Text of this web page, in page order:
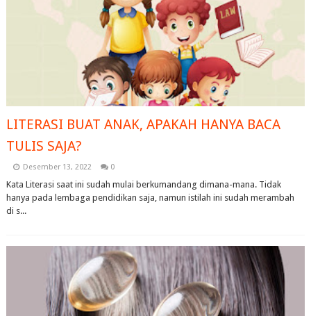
LITERASI BUAT ANAK, APAKAH HANYA BACA
TULIS SAJA?
Desember 13, 2022 0
Kata Literasi saat ini sudah mulai berkumandang dimana-mana. Tidak
hanya pada lembaga pendidikan saja, namun istilah ini sudah merambah
di s...